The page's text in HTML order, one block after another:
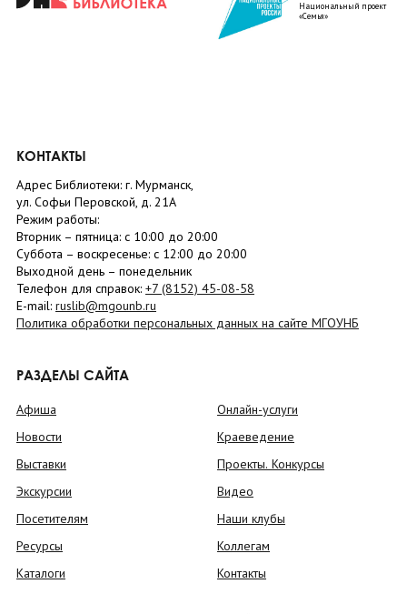
Национальный проект
«Семья»
КОНТАКТЫ
Адрес Библиотеки: г. Мурманск,
ул. Софьи Перовской, д. 21А
Режим работы:
Вторник – пятница: с 10:00 до 20:00
Суббота – воскресенье: c 12:00 до 20:00
Выходной день – понедельник
Телефон для справок: +7 (8152) 45-08-58
E-mail: ruslib@mgounb.ru
Политика обработки персональных данных на сайте МГОУНБ
РАЗДЕЛЫ САЙТА
Афиша
Новости
Выставки
Экскурсии
Посетителям
Ресурсы
Каталоги
Онлайн-услуги
Краеведение
Проекты. Конкурсы
Видео
Наши клубы
Коллегам
Контакты